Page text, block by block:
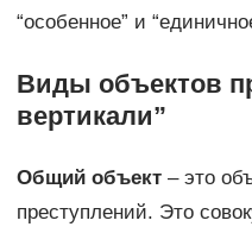
“особенное” и
Виды объектов
вертикали”
Общий объект– это
преступлений. Это